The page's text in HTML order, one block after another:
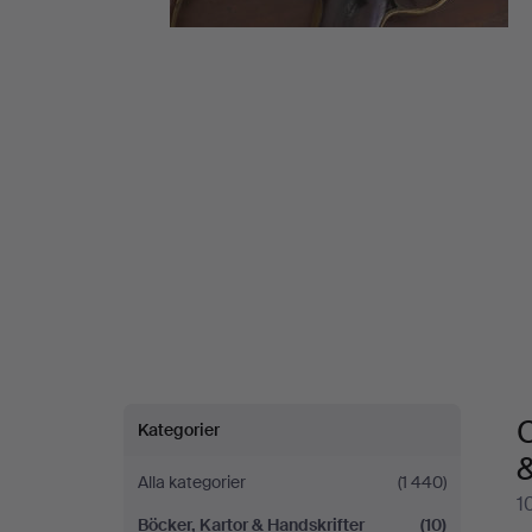
Kartor
Kategorier
Alla kategorier
(1 440)
Böcker, Kartor & Handskrifter
(10)